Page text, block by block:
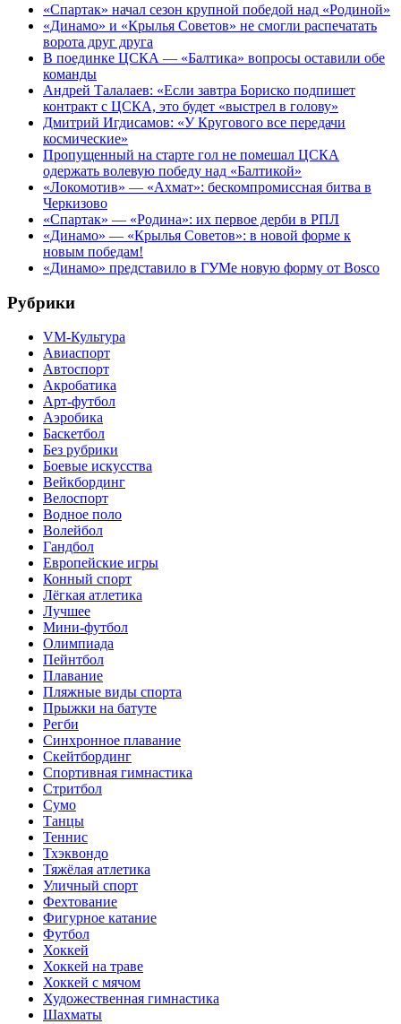
«Спартак» начал сезон крупной победой над «Родиной»
«Динамо» и «Крылья Советов» не смогли распечатать
ворота друг друга
В поединке ЦСКА — «Балтика» вопросы оставили обе
команды
Андрей Талалаев: «Если завтра Бориско подпишет
контракт с ЦСКА, это будет «выстрел в голову»
Дмитрий Игдисамов: «У Кругового все передачи
космические»
Пропущенный на старте гол не помешал ЦСКА
одержать волевую победу над «Балтикой»
«Локомотив» — «Ахмат»: бескомпромиссная битва в
Черкизово
«Спартак» — «Родина»: их первое дерби в РПЛ
«Динамо» — «Крылья Советов»: в новой форме к
новым победам!
«Динамо» представило в ГУМе новую форму от Bosco
Рубрики
VM-Культура
Авиаспорт
Автоспорт
Акробатика
Арт-футбол
Аэробика
Баскетбол
Без рубрики
Боевые искусства
Вейкбординг
Велоспорт
Водное поло
Волейбол
Гандбол
Европейские игры
Конный спорт
Лёгкая атлетика
Лучшее
Мини-футбол
Олимпиада
Пейнтбол
Плавание
Пляжные виды спорта
Прыжки на батуте
Регби
Синхронное плавание
Скейтбординг
Спортивная гимнастика
Стритбол
Сумо
Танцы
Теннис
Тхэквондо
Тяжёлая атлетика
Уличный спорт
Фехтование
Фигурное катание
Футбол
Хоккей
Хоккей на траве
Хоккей с мячом
Художественная гимнастика
Шахматы